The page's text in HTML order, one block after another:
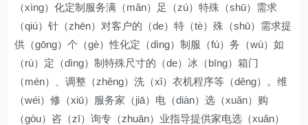
（xìng）化定制服务满（mǎn）足（zú）特殊（shū）需求
（qiú）针（zhēn）对客户的（de）特（tè）殊（shū）需求提
供（gōng）个（gè）性化定（dìng）制服（fú）务（wù）如
（rú）定（dìng）制特殊尺寸的（de）冰（bīng）箱门
（mén）、调整（zhěng）洗（xǐ）衣机程序等（děng）。维
（wéi）修（xiū）服务家（jiā）电（diàn）选（xuǎn）购
（gòu）咨（zī）询专（zhuān）业指导提供家电选（xuǎn）